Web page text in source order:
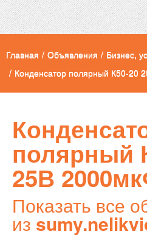
Главная / Объявления / Бизнес,
/ Конденсатор полярный К50-20
полярный
25В
Показать все
из